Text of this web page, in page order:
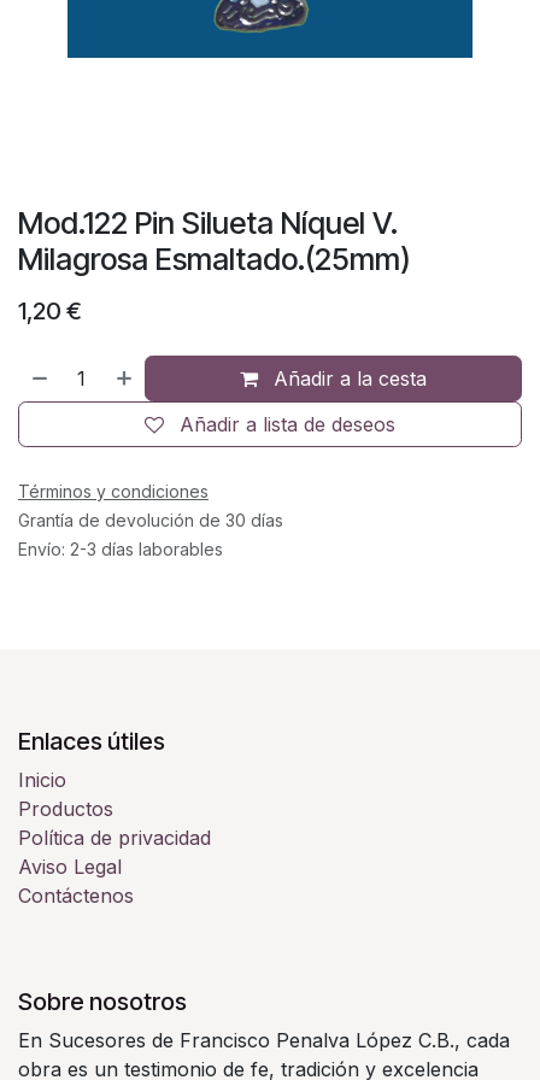
Mod.122 Pin Silueta Níquel V.
Milagrosa Esmaltado.(25mm)
1,20 €
Añadir a la cesta
Añadir a lista de deseos
Términos y condiciones
Grantía de devolución de 30 días
Envío: 2-3 días laborables
Enlaces útiles
Inicio
Productos
Política de privacidad
Aviso Legal
Contáctenos
Sobre nosotros
En Sucesores de Francisco Penalva López C.B., cada
obra es un testimonio de fe, tradición y excelencia